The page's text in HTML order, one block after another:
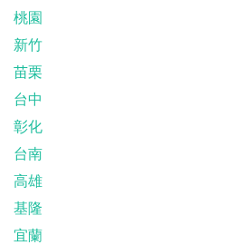
桃園
新竹
苗栗
台中
彰化
台南
高雄
基隆
宜蘭